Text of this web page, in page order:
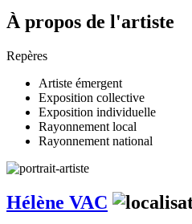
À propos de l'artiste
Repères
Artiste émergent
Exposition collective
Exposition individuelle
Rayonnement local
Rayonnement national
Hélène VAC